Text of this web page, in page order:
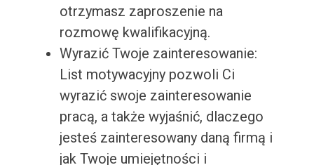
otrzymasz zaproszenie na
rozmowę kwalifikacyjną.
Wyrazić Twoje zainteresowanie:
List motywacyjny pozwoli Ci
wyrazić swoje zainteresowanie
pracą, a także wyjaśnić, dlaczego
jesteś zainteresowany daną firmą i
jak Twoje umiejętności i